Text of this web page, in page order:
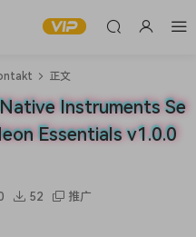
正文
Instruments Se
Essentials v1.0.0
52 推广